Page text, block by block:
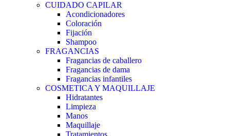
CUIDADO CAPILAR
Acondicionadores
Coloración
Fijación
Shampoo
FRAGANCIAS
Fragancias de caballero
Fragancias de dama
Fragancias infantiles
COSMETICA Y MAQUILLAJE
Hidratantes
Limpieza
Manos
Maquillaje